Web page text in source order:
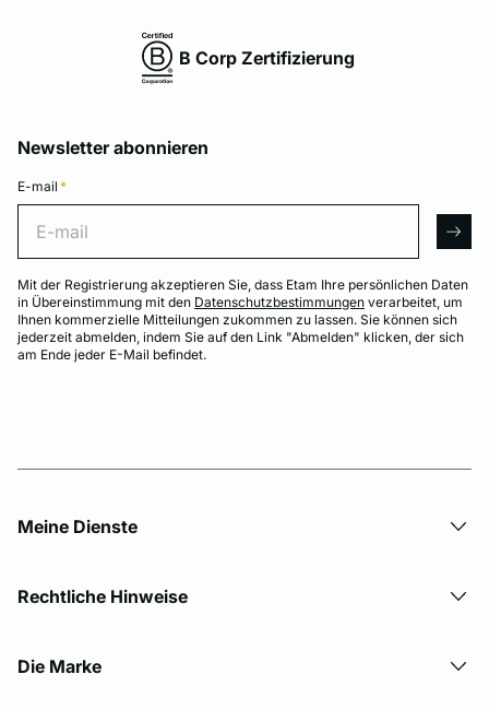
B Corp Zertifizierung
Newsletter abonnieren
E-mail *
Mit der Registrierung akzeptieren Sie, dass Etam Ihre persönlichen Daten
in Übereinstimmung mit den Datenschutzbestimmungen verarbeitet, um
Ihnen kommerzielle Mitteilungen zukommen zu lassen. Sie können sich
jederzeit abmelden, indem Sie auf den Link "Abmelden" klicken, der sich
am Ende jeder E-Mail befindet.
Meine Dienste
Rechtliche Hinweise
Die Marke